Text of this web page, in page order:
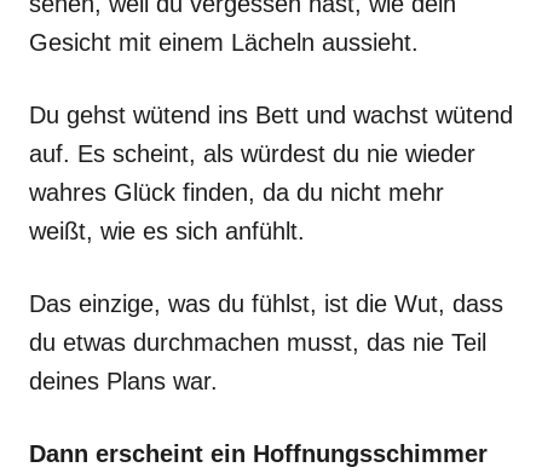
Gesicht mit einem Lächeln aussieht.
Du gehst wütend ins Bett und wachst wütend
auf. Es scheint, als würdest du nie wieder
wahres Glück finden, da du nicht mehr
weißt, wie es sich anfühlt.
Das einzige, was du fühlst, ist die Wut, dass
du etwas durchmachen musst, das nie Teil
deines Plans war.
Dann erscheint ein Hoffnungsschimmer